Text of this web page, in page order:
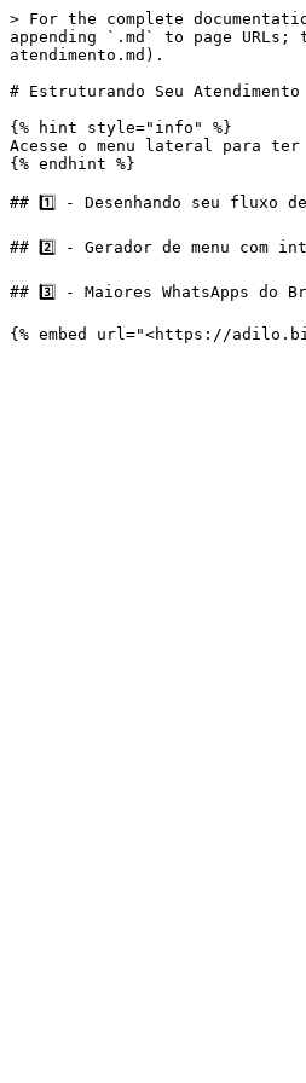
> For the complete
appending `.md` to page
atendimento.md).
# Estruturando Seu Atendimento
{% hint style="info" %}
Acesse o menu lateral para ter
{% endhint %}
## 1️⃣ - Desenhando seu fluxo
## 2️⃣ - Gerador de menu
## 3️⃣ - Maiores WhatsApps do